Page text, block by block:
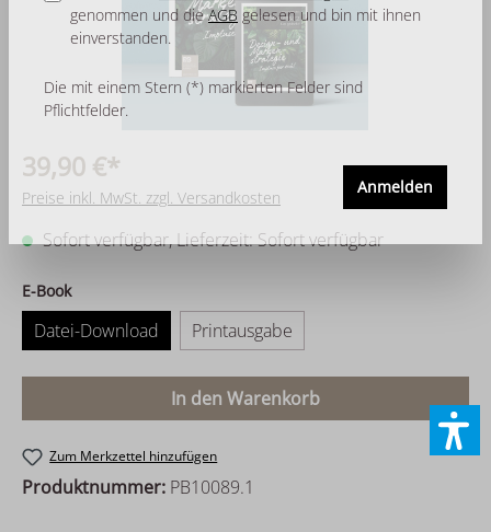
39,90 €*
Preise inkl. MwSt. zzgl. Versandkosten
Sofort verfügbar, Lieferzeit: Sofort verfügbar
E-Bookauswählen
Datei-Download Printausgabe
In den Warenkorb
Zum Merkzettel hinzufügen
Produktnummer: PB10089.1
genommen und dieAGB gelesen und bin mit ihnen
einverstanden.
Die mit einem Stern (*) markierten Felder sind
Pflichtfelder.
Anmelden